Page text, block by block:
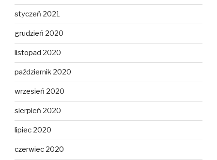
styczeń 2021
grudzień 2020
listopad 2020
październik 2020
wrzesień 2020
sierpień 2020
lipiec 2020
czerwiec 2020